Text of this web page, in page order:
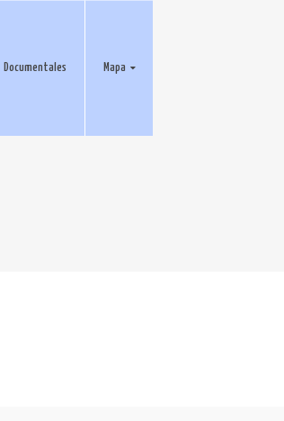
Documentales Mapa